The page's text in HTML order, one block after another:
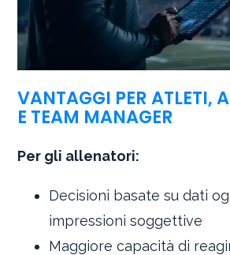
VANTAGGI PER ATLETI,
E TEAM MANAGER
Per gli allenatori:
Decisioni basate su dati
impressioni soggettive
Maggiore capacità di